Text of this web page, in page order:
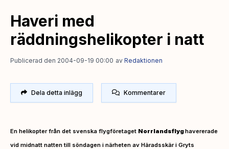
Haveri med
räddningshelikopter i natt
Publicerad den 2004-09-19 00:00 av Redaktionen
Dela detta inlägg Kommentarer
En helikopter från det svenska flygföretaget Norrlandsflyghavererade
vid midnatt natten till söndagen i närheten av Häradsskär i Gryts